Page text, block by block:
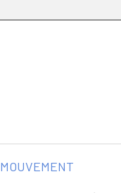
MOUVEMENT